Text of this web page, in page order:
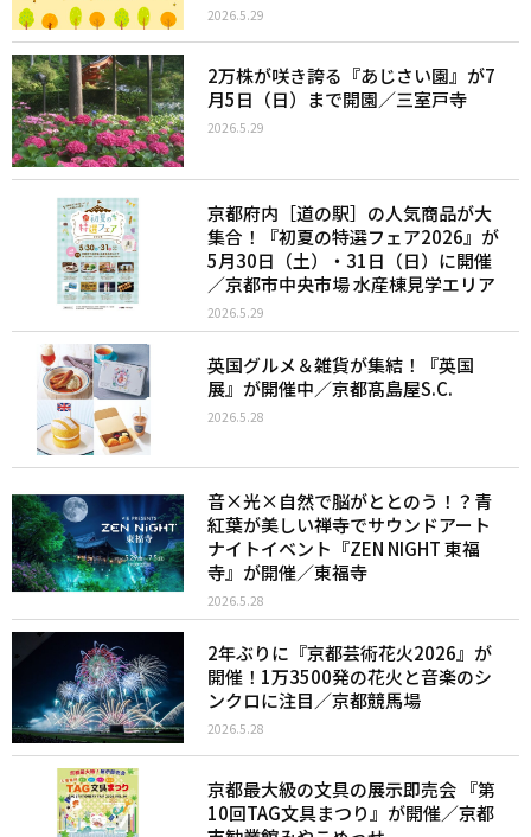
2026.5.29
2万株が咲き誇る『あじさい園』が7
月5日（日）まで開園／三室戸寺
2026.5.29
京都府内［道の駅］の人気商品が大
集合！『初夏の特選フェア2026』が
5月30日（土）・31日（日）に開催
／京都市中央市場 水産棟見学エリア
2026.5.29
英国グルメ＆雑貨が集結！『英国
展』が開催中／京都髙島屋S.C.
2026.5.28
音×光×自然で脳がととのう！？青
紅葉が美しい禅寺でサウンドアート
ナイトイベント『ZEN NIGHT 東福
寺』が開催／東福寺
2026.5.28
2年ぶりに『京都芸術花火2026』が
開催！1万3500発の花火と音楽のシ
ンクロに注目／京都競馬場
2026.5.28
京都最大級の文具の展示即売会 『第
10回TAG文具まつり』が開催／京都